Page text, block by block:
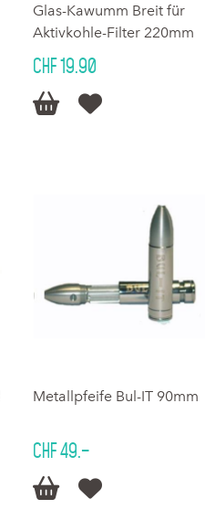
Glas-Kawumm Breit für
Aktivkohle-Filter 220mm
CHF 19.90
 
Metallpfeife Bul-IT 90mm
CHF 49.–
 